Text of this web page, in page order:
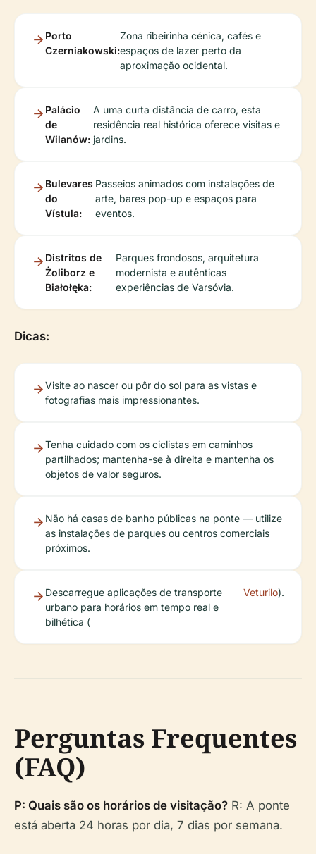
Porto
Czerniakowski:
Zona ribeirinha cénica, cafés e
espaços de lazer perto da
aproximação ocidental.
Palácio
de
Wilanów:
A uma curta distância de carro, esta
residência real histórica oferece visitas e
jardins.
Bulevares
do
Vístula:
Passeios animados com instalações de
arte, bares pop-up e espaços para
eventos.
Distritos de
Żoliborz e
Białołęka:
Parques frondosos, arquitetura
modernista e autênticas
experiências de Varsóvia.
Dicas:
Visite ao nascer ou pôr do sol para as vistas e
fotografias mais impressionantes.
Tenha cuidado com os ciclistas em caminhos
partilhados; mantenha-se à direita e mantenha os
objetos de valor seguros.
Não há casas de banho públicas na ponte — utilize
as instalações de parques ou centros comerciais
próximos.
Descarregue aplicações de transporte
urbano para horários em tempo real e
bilhética (
Veturilo).
Perguntas Frequentes
(FAQ)
P: Quais são os horários de visitação? R: A ponte
está aberta 24 horas por dia, 7 dias por semana.